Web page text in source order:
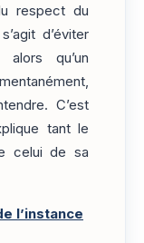
respect du
d’éviter
qu’un
C’est
tant le
celui de sa
l’instance